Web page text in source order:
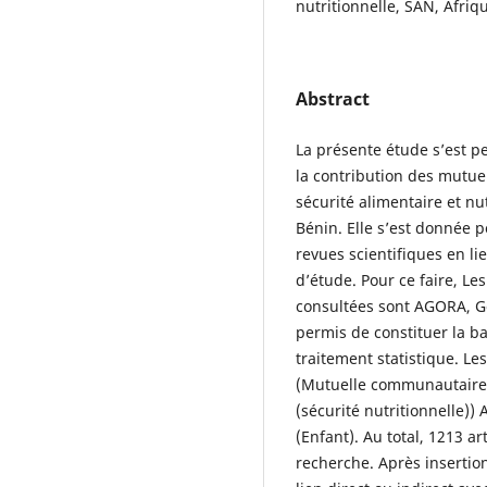
nutritionnelle, SAN,
Abstract
La présente étude s’est
la contribution des
sécurité alimentaire et
Bénin. Elle s’est donnée
revues scientifiques en
d’étude. Pour ce faire,
consultées sont AGORA,
permis de constituer la
traitement statistique.
(Mutuelle
(sécurité nutritionnelle))
(Enfant). Au total, 1213
recherche. Après